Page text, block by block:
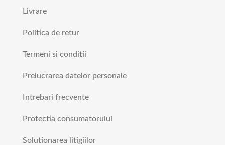
Livrare
Politica de retur
Termeni si conditii
Prelucrarea datelor personale
Intrebari frecvente
Protectia consumatorului
Solutionarea litigiilor